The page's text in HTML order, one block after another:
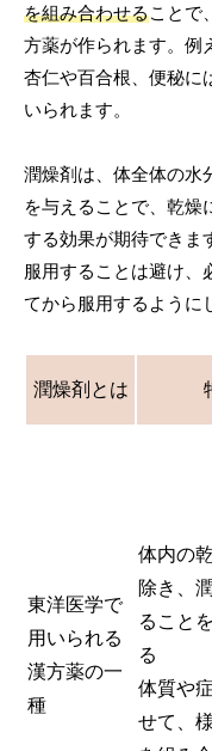
を組み合わせることで
方薬が作られます。例
杏仁や百合根、便秘に
いられます。
潤燥剤は、体全体の水
を与えることで、乾燥
する効果が期待できま
服用することは避け、
てから服用するように
潤燥剤とは
東洋医学で
用いられる
漢方薬の一
種
体内の
除き、
ること
る
体質や
せて、